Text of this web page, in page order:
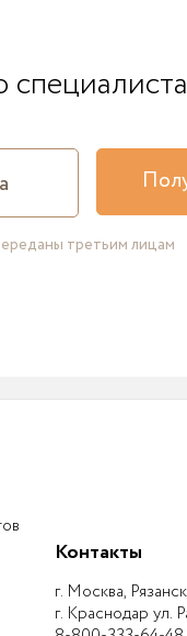
третьим лицам
Контакты
г. Москва,
г. Краснодар ул.